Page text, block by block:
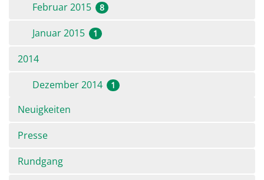
Februar 2015 8
Januar 2015 1
2014
Dezember 2014
1
Navigation
überspringen
Neuigkeiten
Presse
Rundgang